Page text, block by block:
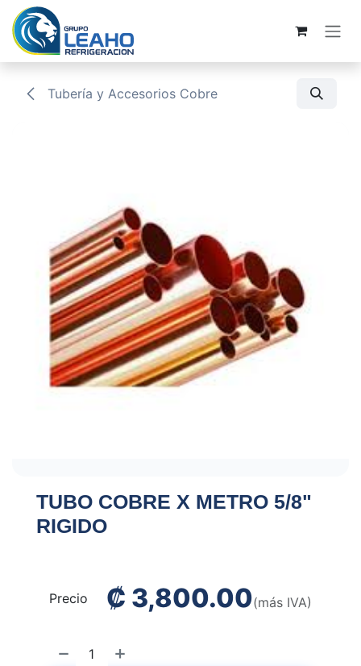
Ir al contenido
Tubería y Accesorios Cobre
TUBO COBRE X METRO 5/8"
RIGIDO
Precio ₡ 3,800.00(más IVA)